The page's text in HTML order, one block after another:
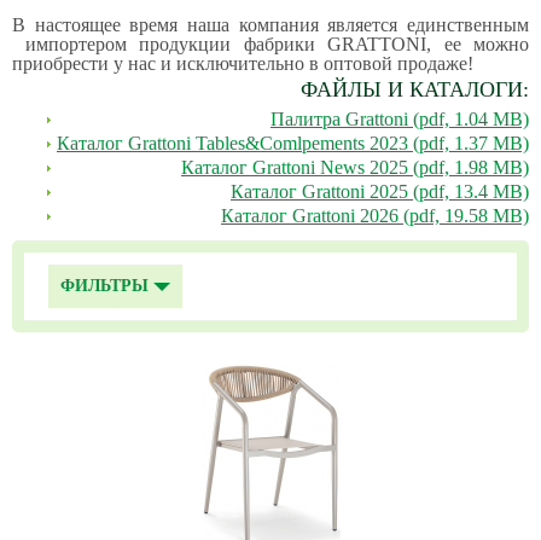
В настоящее время наша компания является единственным
импортером продукции фабрики GRATTONI, ее можно
приобрести у нас и исключительно в оптовой продаже!
ФАЙЛЫ И КАТАЛОГИ:
Палитра Grattoni (pdf, 1.04 MB)
Каталог Grattoni Tables&Comlpements 2023 (pdf, 1.37 MB)
Каталог Grattoni News 2025 (pdf, 1.98 MB)
Каталог Grattoni 2025 (pdf, 13.4 MB)
Каталог Grattoni 2026 (pdf, 19.58 MB)
ФИЛЬТРЫ